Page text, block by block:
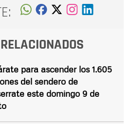
para ascender los 1.605
del sendero de
este domingo 9 de